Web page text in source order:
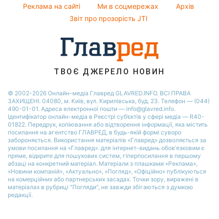
Софія Ротару
Усе про шоу-бізнес
Реклама на сайті
Ми в соцмережах
Архів
Звіт про прозорість JTI
ТВОЄ ДЖЕРЕЛО НОВИН
© 2002-2026 Онлайн-медіа Главред GLAVRED.INFO. ВСІ ПРАВА
ЗАХИЩЕНІ. 04080, м. Київ, вул. Кирилівська, буд. 23. Телефон — (044)
490-01-01. Адреса електронної пошти — info@glavred.info.
Ідентифікатор онлайн-медіа в Реєстрі суб’єктів у сфері медіа — R40-
01822. Передрук, копіювання або відтворення інформації, яка містить
посилання на агентство ГЛАВРЕД, в будь-якій формi суворо
забороняється. Використання матеріалів «Главред» дозволяється за
умови посилання на «Главред». для інтернет-видань обов’язковим є
пряме, відкрите для пошукових систем, гіперпосилання в першому
абзаці на конкретний матеріал. Матеріали з плашками «Реклама»,
«Новини компаній», «Актуально», «Погляд», «Офіційно» публікуються
на комерційних або партнерських засадах. Точки зору, виражені в
матеріалах в рубриці "Погляди", не завжди збігаються з думкою
редакції.